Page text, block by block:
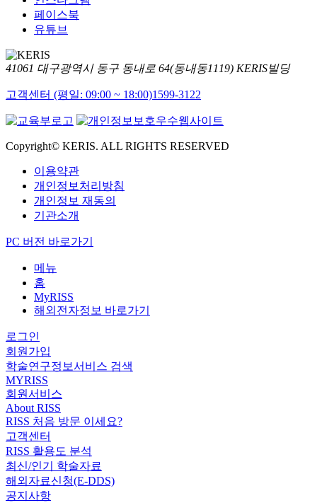
페이스북
유튜브
41061 대구광역시 동구 동내로 64(동내동1119) KERIS빌딩
고객센터 (평일: 09:00 ~ 18:00)1599-3122
Copyright© KERIS. ALL RIGHTS RESERVED
이용약관
개인정보처리방침
개인정보 재동의
기관소개
PC 버전 바로가기
메뉴
홈
MyRISS
해외전자정보 바로가기
로그인
회원가입
학술연구정보서비스 검색
MYRISS
회원서비스
About RISS
RISS 처음 방문 이세요?
고객센터
RISS 활용도 분석
최신/인기 학술자료
해외자료신청(E-DDS)
공지사항